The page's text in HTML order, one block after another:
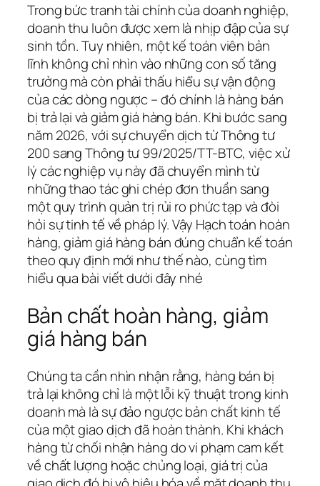
Trong bức tranh tài chính của doanh nghiệp,
doanh thu luôn được xem là nhịp đập của sự
sinh tồn. Tuy nhiên, một kế toán viên bản
lĩnh không chỉ nhìn vào những con số tăng
trưởng mà còn phải thấu hiểu sự vận động
của các dòng ngược – đó chính là hàng bán
bị trả lại và giảm giá hàng bán. Khi bước sang
năm 2026, với sự chuyển dịch từ Thông tư
200 sang Thông tư 99/2025/TT-BTC, việc xử
lý các nghiệp vụ này đã chuyển mình từ
những thao tác ghi chép đơn thuần sang
một quy trình quản trị rủi ro phức tạp và đòi
hỏi sự tinh tế về pháp lý. Vậy Hạch toán hoàn
hàng, giảm giá hàng bán đúng chuẩn kế toán
theo quy định mới như thế nào, cùng tìm
hiểu qua bài viết dưới đây nhé
Bản chất hoàn hàng, giảm
giá hàng bán
Chúng ta cần nhìn nhận rằng, hàng bán bị
trả lại không chỉ là một lỗi kỹ thuật trong kinh
doanh mà là sự đảo ngược bản chất kinh tế
của một giao dịch đã hoàn thành. Khi khách
hàng từ chối nhận hàng do vi phạm cam kết
về chất lượng hoặc chủng loại, giá trị của